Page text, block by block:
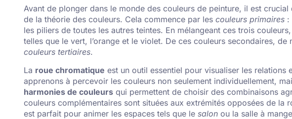
Avant de plonger dans le monde des couleurs de peinture, il est crucial
de la théorie des couleurs. Cela commence par les couleurs primaires :
les piliers de toutes les autres teintes. En mélangeant ces trois
telles que le vert, l’orange et le violet. De ces couleurs secondaires, de
couleurs tertiaires.
La roue chromatique est un outil essentiel pour visualiser les relations
apprenons à percevoir les couleurs non seulement individuellement,
harmonies de couleurs qui permettent de choisir des combinaisons
couleurs complémentaires sont situées aux extrémités opposées de la
est parfait pour animer les espaces tels que le salon ou la salle à